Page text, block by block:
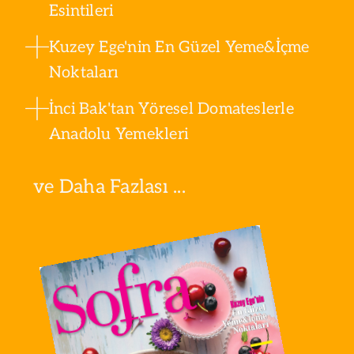
Esintileri
Kuzey Ege'nin En Güzel Yeme&İçme
Noktaları
İnci Bak'tan Yöresel Domateslerle
Anadolu Yemekleri
ve Daha Fazlası ...